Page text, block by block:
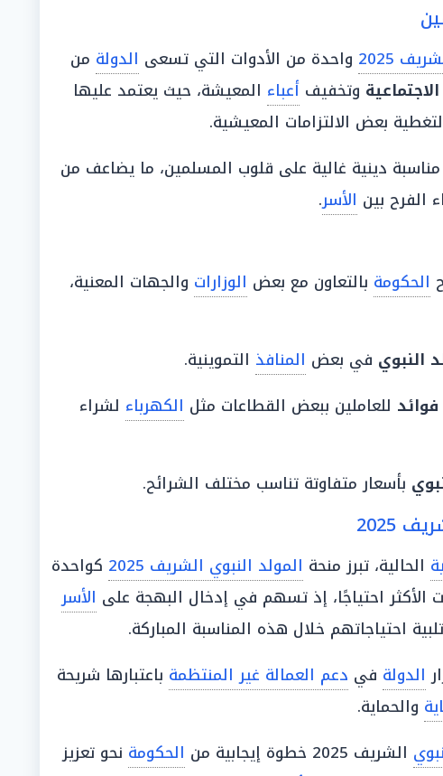
2025 واحدة من الأدوات التي تسعى الدولة من
الاجتماعية وتخفيف أعباء المعيشة، حيث يعتمد عليها
بعض الالتزامات المعيشية.
دينية غالية على قلوب المسلمين، ما يضاعف من
الفرح بين الأسر.
الحكومة بالتعاون مع بعض الوزارات والجهات المعنية،
النبوي في بعض المنافذ التموينية.
للعاملين ببعض القطاعات مثل الكهرباء لشراء
بأسعار متفاوتة تناسب مختلف الشرائح.
2025
الحالية، تبرز منحة المولد النبوي الشريف 2025
كواحدة
الأكثر احتياجًا، إذ تسهم في إدخال البهجة على الأسر
احتياجاتهم خلال هذه المناسبة المباركة.
الدولة في دعم العمالة غير المنتظمة باعتبارها شريحة
والحماية.
الشريف 2025 خطوة إيجابية من الحكومة نحو تعزيز